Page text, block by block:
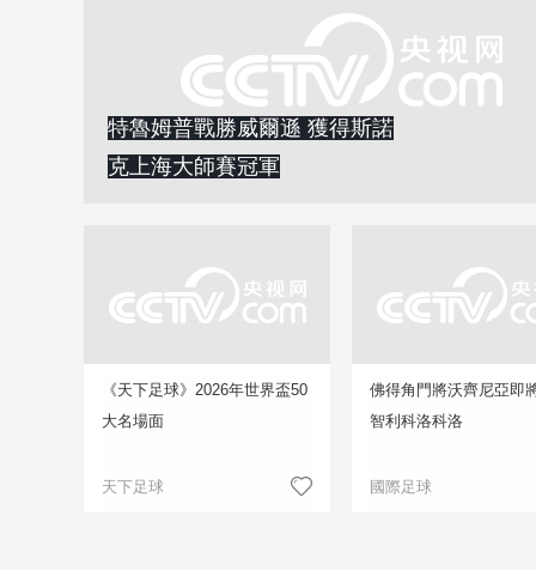
特魯姆普戰勝威爾遜 獲得斯諾
克上海大師賽冠軍
《天下足球》2026年世界盃50
大名場面
天下足球
佛得角門將沃齊尼亞即
智利科洛科洛
國際足球